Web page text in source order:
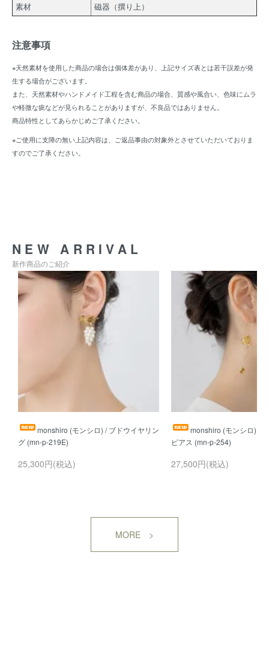
素材
磁器（撰り上）
注意事項
※天然素材を使用した商品の場合は個体差があり、上記サイズ表とは若干誤差が発
生する場合がございます。
また、天然素材やハンドメイド工程を含む商品の場合、質感や風合い、色味にムラ
や軽微な疵などが見られることがありますが、不良品ではありません。
商品特性としてあらかじめご了承ください。
※ご使用に支障の無い上記内容は、ご返品事由の対象外とさせていただいておりま
すのでご了承ください。
NEW ARRIVAL
新作商品のご紹介
monshiro (モンシロ) / ブドウイヤリン
25,300円(税込)
monshiro (モンシロ) /
27,500円(税込)
MORE >